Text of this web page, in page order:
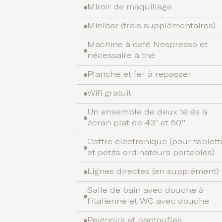
Miroir de maquillage
Minibar (frais supplémentaires)
Machine à café Nespresso et
nécessaire à thé
Planche et fer à repasser
Wifi gratuit
Un ensemble de deux télés à
écran plat de 43” et 50''
Coffre électronique (pour
et petits ordinateurs portables)
Lignes directes (en supplément)
Salle de bain avec douche à
l'italienne et WC avec douche
Peignoirs et pantoufles